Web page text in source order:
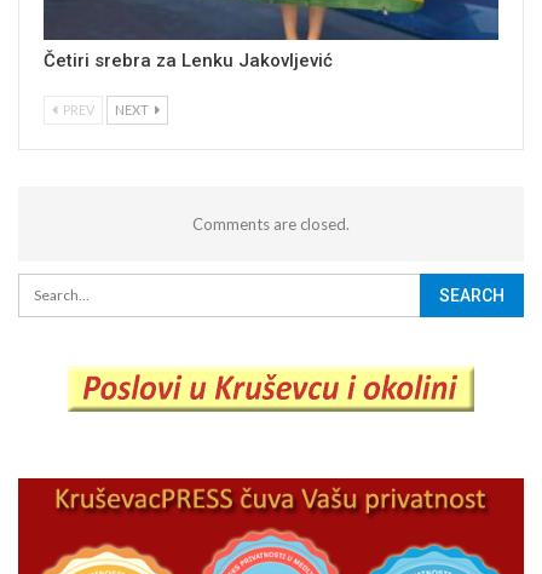
Četiri srebra za Lenku Jakovljević
PREV NEXT
Comments are closed.